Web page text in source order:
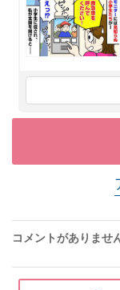
コメントがありませ